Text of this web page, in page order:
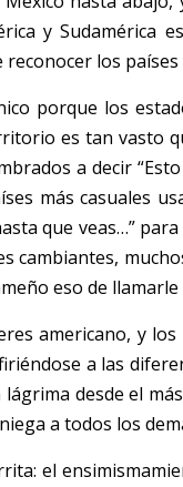
y Sudamérica
reconocer los
porque los
es tan vasto
a decir
más casuales
que veas…”
cambiantes,
eso de
americano, y
a las
desde el
a todos los
el